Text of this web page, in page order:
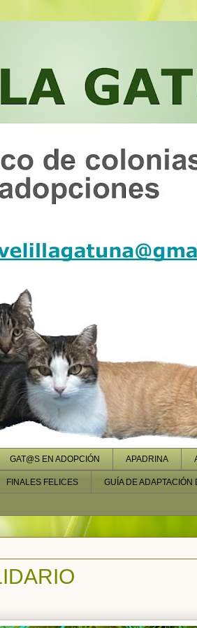
GAT@S EN ADOPCIÓN APADRINA
FINALES FELICES GUÍA DE ADAPTACIÓN